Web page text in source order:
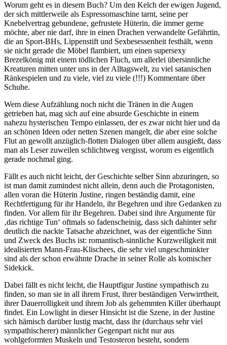
Worum geht es in diesem Buch? Um den Kelch der ewigen Jugend,
der sich mittlerweile als Espressomaschine tarnt, seine per
Knebelvertrag gebundene, gefrustete Hüterin, die immer gerne
möchte, aber nie darf, ihre in einen Drachen verwandelte Gefährtin,
die an Sport-BHs, Lippenstift und Sexbesessenheit festhält, wenn
sie nicht gerade die Möbel flambiert, um einen supersexy
Brezelkönig mit einem tödlichen Fluch, um allerlei übersinnliche
Kreaturen mitten unter uns in der Alltagswelt, zu viel satanischen
Ränkespielen und zu viele, viel zu viele (!!!) Kommentare über
Schuhe.
Wem diese Aufzählung noch nicht die Tränen in die Augen
getrieben hat, mag sich auf eine absurde Geschichte in einem
nahezu hysterischen Tempo einlassen, der es zwar nicht hier und da
an schönen Ideen oder netten Szenen mangelt, die aber eine solche
Flut an gewollt anzüglich-flotten Dialogen über allem ausgießt, dass
man als Leser zuweilen schlichtweg vergisst, worum es eigentlich
gerade nochmal ging.
Fällt es auch nicht leicht, der Geschichte selber Sinn abzuringen, so
ist man damit zumindest nicht allein, denn auch die Protagonisten,
allen voran die Hüterin Justine, ringen beständig damit, eine
Rechtfertigung für ihr Handeln, ihr Begehren und ihre Gedanken zu
finden. Vor allem für ihr Begehren. Dabei sind ihre Argumente für
‚das richtige Tun‘ oftmals so fadenscheinig, dass sich dahinter sehr
deutlich die nackte Tatsache abzeichnet, was der eigentliche Sinn
und Zweck des Buchs ist: romantisch-sinnliche Kurzweiligkeit mit
idealisierten Mann-Frau-Klischees, die sehr viel ungeschminkter
sind als der schon erwähnte Drache in seiner Rolle als komischer
Sidekick.
Dabei fällt es nicht leicht, die Hauptfigur Justine sympathisch zu
finden, so man sie in all ihrem Frust, ihrer beständigen Verwirrtheit,
ihrer Dauerrolligkeit und ihrem Job als gehemmten Killer überhaupt
findet. Ein Lowlight in dieser Hinsicht ist die Szene, in der Justine
sich hämisch darüber lustig macht, dass ihr (durchaus sehr viel
sympathischerer) männlicher Gegenpart nicht nur aus
wohlgeformten Muskeln und Testosteron besteht, sondern